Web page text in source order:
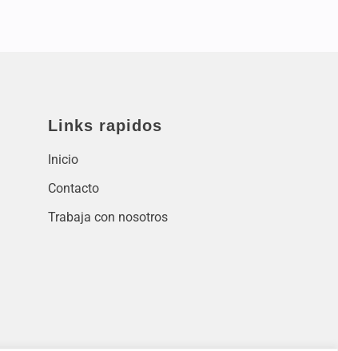
Links rapidos
Inicio
Contacto
Trabaja con nosotros